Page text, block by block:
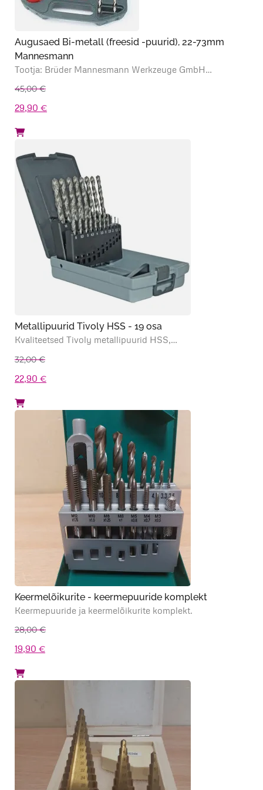
Augusaed Bi-metall (freesid -puurid), 22-73mm
Mannesmann
Tootja: Brüder Mannesmann Werkzeuge GmbH…
45,00€
Algne
hind
oli:
45,00 €.
29,90 €Praegune
on:
29,90 €.
Metallipuurid Tivoly HSS - 19 osa
Kvaliteetsed Tivoly metallipuurid HSS,…
32,00€
Algne
hind
oli:
32,00 €.
22,90 €Praegune
on:
22,90 €.
Keermelõikurite - keermepuuride komplekt
Keermepuuride ja keermelõikurite komplekt.
28,00€
Algne
hind
oli:
28,00 €.
19,90 €Praegune
on:
19,90 €.